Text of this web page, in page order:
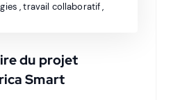
,travail collaboratif,
du projet
Smart